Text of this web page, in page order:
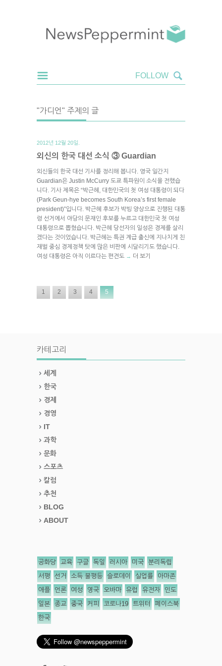
"가디언" 주제의 글
2012년 12월 20일.
외신의 한국 대선 소식 ③ Guardian
외신들의 한국 대선 기사를 정리해 봅니다. 영국 일간지
Guardian은 Justin McCurry 도쿄 특파원이 소식을 전했습
니다. 기사 제목은 “박근혜, 대한민국의 첫 여성 대통령이 되다
(Park Geun-hye becomes South Korea’s first female
president)”입니다. 박근혜 후보가 박빙 양상으로 진행된 대통
령 선거에서 야당의 문재인 후보를 누르고 대한민국 첫 여성
대통령으로 뽑혔습니다. 박근혜 당선자의 일성은 경제를 살리
겠다는 것이었습니다. 박근혜는 특권 계급 출신에 지나치게 친
재벌 중심 경제정책 탓에 많은 비판에 시달리기도 했습니다.
여성 대통령은 아직 이르다는 편견도 → 더 보기
1 2 3 4 5
카테고리
세계
한국
경제
경영
IT
과학
문화
스포츠
칼럼
추천
BLOG
ABOUT
공화당 교육 구글 독일 러시아 미국 분리독립
서평 선거 소득 불평등 슬로데이 실업률 아마존
애플 언론 여성 영국 오바마 유럽 유전자 인도
일본 종교 중국 커피 코로나19 트위터 페이스북
한국